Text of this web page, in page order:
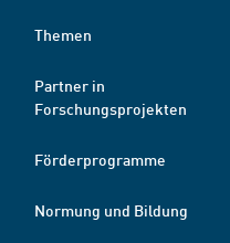
Themen
Partner in
Forschungsprojekten
Förderprogramme
Normung und Bildung